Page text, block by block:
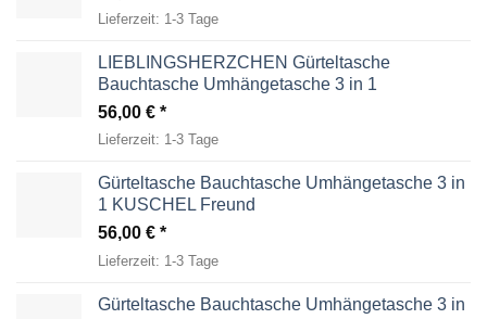
Lieferzeit: 1-3 Tage
LIEBLINGSHERZCHEN Gürteltasche
Bauchtasche Umhängetasche 3 in 1
56,00 €
Lieferzeit: 1-3 Tage
Gürteltasche Bauchtasche Umhängetasche 3 in
1 KUSCHEL Freund
56,00 €
Lieferzeit: 1-3 Tage
Gürteltasche Bauchtasche Umhängetasche 3 in